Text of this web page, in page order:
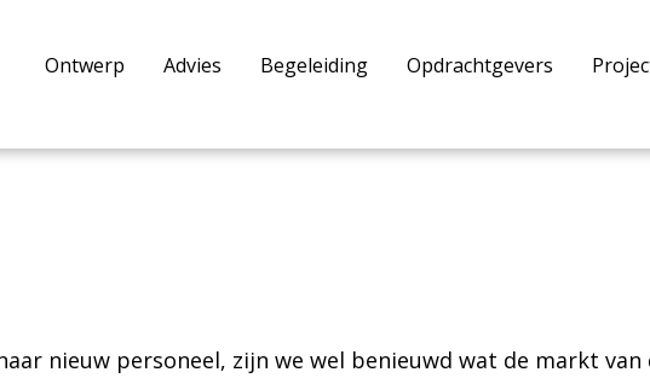
Ontwerp Advies Begeleiding Opdrachtgevers
nieuw personeel, zijn we wel benieuwd wat de markt van